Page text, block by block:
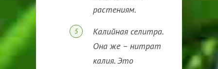
растениям.
Калийная селитра.
Она же – нитрат
калия. Это